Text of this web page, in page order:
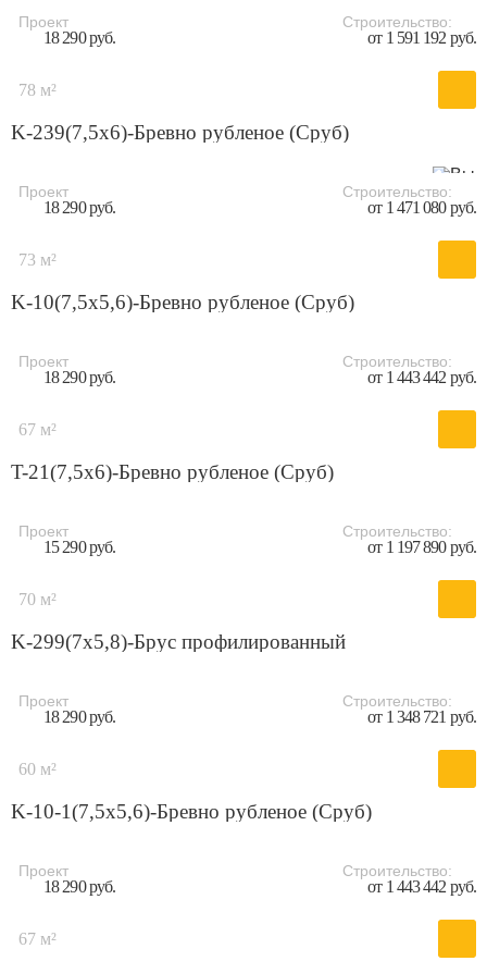
Проект
18 290 руб.
Строительство:
от 1 591 192 руб.
78 м²
K-239(7,5x6)-Бревно рубленое (Сруб)
Проект
18 290 руб.
Строительство:
от 1 471 080 руб.
73 м²
K-10(7,5х5,6)-Бревно рубленое (Сруб)
Проект
18 290 руб.
Строительство:
от 1 443 442 руб.
67 м²
T-21(7,5х6)-Бревно рубленое (Сруб)
Проект
15 290 руб.
Строительство:
от 1 197 890 руб.
70 м²
K-299(7x5,8)-Брус профилированный
Проект
18 290 руб.
Строительство:
от 1 348 721 руб.
60 м²
K-10-1(7,5х5,6)-Бревно рубленое (Сруб)
Проект
18 290 руб.
Строительство:
от 1 443 442 руб.
67 м²